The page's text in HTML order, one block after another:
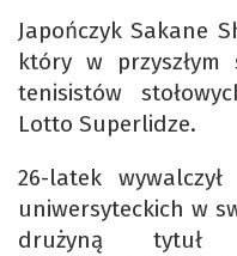
Japończyk Sakane
który w przyszłym
tenisistów
Lotto Superlidze.
26-latek
uniwersyteckich w
drużyną